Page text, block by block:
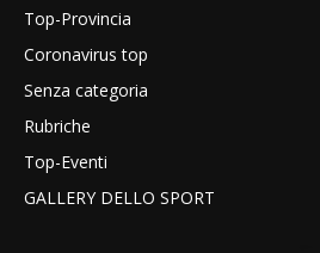
Top-Provincia
Coronavirus top
Senza categoria
Rubriche
Top-Eventi
GALLERY DELLO SPORT